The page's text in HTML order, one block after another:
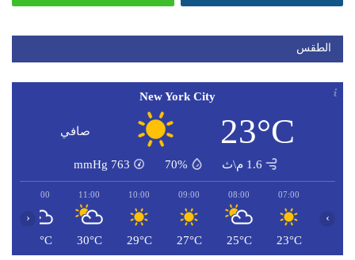
الطقس
New York City
23°C صافي
1.6 م\ث 70%
763
mmHg
07:00
23°C
08:00
25°C
09:00
27°C
10:00
29°C
11:00
30°C
12:00
31°C
‹ ›